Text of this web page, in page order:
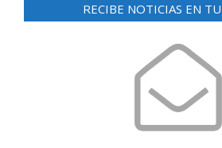
RECIBE NOTICIAS EN